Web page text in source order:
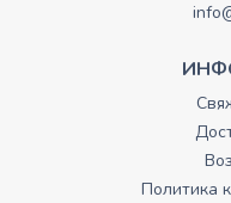
Политика